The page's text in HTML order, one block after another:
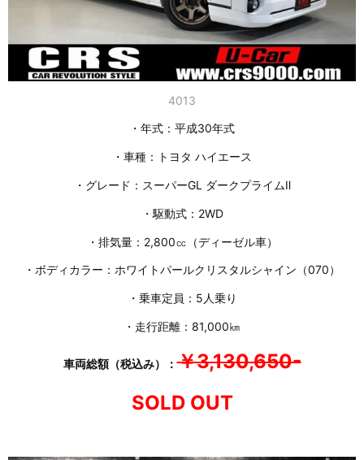
4013
・年式：平成30年式
・車種：トヨタ ハイエース
・グレード：スーパーGL ダークプライムⅡ
・駆動式：2WD
・排気量：2,800㏄（ディーゼル車）
・ボディカラー：ホワイトパールクリスタルシャイン（070）
・乗車定員：5人乗り
・走行距離：81,000㎞
車両総額（税込み）：￥3,130,650-
SOLD OUT